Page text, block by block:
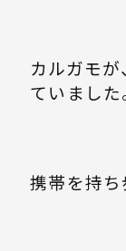
カルガモ
ていました
携帯を持ち